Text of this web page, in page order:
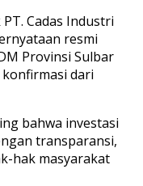
Cadas Industri
resmi
Provinsi Sulbar
dari
bahwa investasi
transparansi,
hak masyarakat